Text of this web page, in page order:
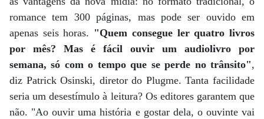
romance tem 300 páginas, mas pode ser ouvido em
apenas seis horas. "Quem consegue ler quatro livros
por mês? Mas é fácil ouvir um audiolivro por
semana, só com o tempo que se perde no trânsito",
diz Patrick Osinski, diretor do Plugme. Tanta facilidade
seria um desestímulo à leitura? Os editores garantem que
não. "Ao ouvir uma história e gostar dela, o ouvinte vai